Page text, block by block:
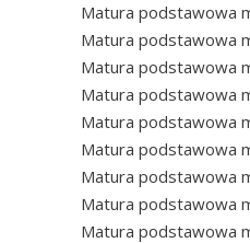
Matura podstawowa
Matura podstawowa
Matura podstawowa
Matura podstawowa
Matura podstawowa
Matura podstawowa
Matura podstawowa
Matura podstawowa
Matura podstawowa